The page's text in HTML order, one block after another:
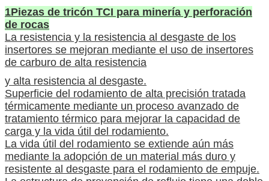
1Piezas de tricón TCI para minería y perforación
de rocas
La resistencia y la resistencia al desgaste de los
insertores se mejoran mediante el uso de insertores
de carburo de alta resistencia
y alta resistencia al desgaste.
Superficie del rodamiento de alta precisión tratada
térmicamente mediante un proceso avanzado de
tratamiento térmico para mejorar la capacidad de
carga y la vida útil del rodamiento.
La vida útil del rodamiento se extiende aún más
mediante la adopción de un material más duro y
resistente al desgaste para el rodamiento de empuje.